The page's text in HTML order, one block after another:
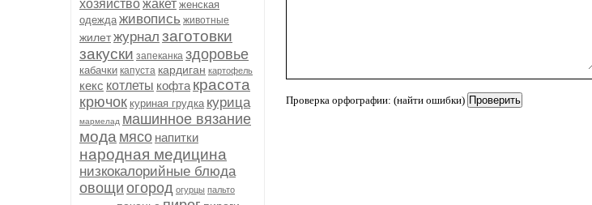
хозяйствожакет женская
одежда живопись животные
жилетжурнал заготовки
закуски запеканка здоровье
кабачки капуста кардиган картофель
кекс котлеты кофта красота
крючок куриная грудка курица
мармелад машинное вязание
мода мясо напитки
народная медицина
низкокалорийные блюда
овощи огород огурцы пальто
Проверка орфографии: (найти ошибки)